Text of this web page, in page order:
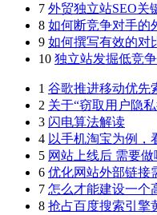
7 外贸独立站SEO关
8 如何断竞争对手的
9 如何撰写有效的对
10 独立站发掘低竞
1 谷歌推进移动优先
2 关于“窃取用户隐
3 闪电算法解读
4 以手机淘宝为例，
5 网站上线后 需要
6 优化网站外部链接
7 怎么才能建设一个
8 抢占百度搜索引擎